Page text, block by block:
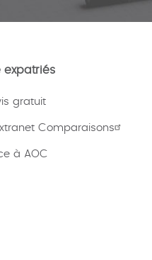
expatriés
gratuit
Comparaisons
à AOC